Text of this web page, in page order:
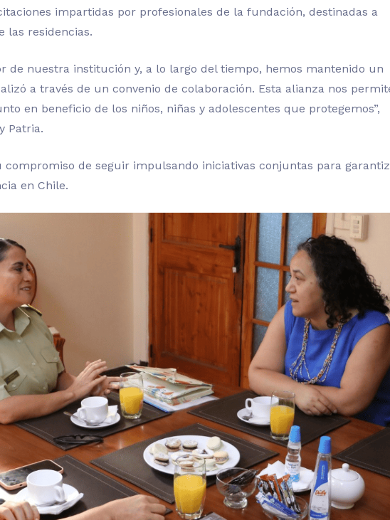
impartidas por profesionales de la fundación, destinadas a
las residencias.
de nuestra institución y, a lo largo del tiempo, hemos mantenido un
a través de un convenio de colaboración. Esta alianza nos
en beneficio de los niños, niñas y adolescentes que protegemos”,
Patria.
de seguir impulsando iniciativas conjuntas para
en Chile.